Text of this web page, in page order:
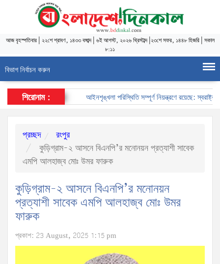
আজবৃহস্পতিবার| ২২শে শ্রাবণ, ১৪৩৩ বঙ্গাব্দ| ৬ই আগস্ট, ২০২৬ খ্রিস্টাব্দ| ২৩শে সফর, ১৪৪৮ হিজরি| সকাল
৮:১১
বিভাগ নির্বাচন করুন
শিরোনাম : আইনশৃঙ্খলা পরিস্থিতি সম্পূর্ণ নিয়ন্ত্রণে রয়েছে: স্বরাষ্ট্রমন্ত্রী
প্রচ্ছদ
রংপুর
কুড়িগ্রাম-২ আসনে বিএনপি’র মনোনয়ন প্রত্যাশী সাবেক
এমপি আলহাজ্ব মোঃ উমর ফারুক
কুড়িগ্রাম-২ আসনে বিএনপি’র মনোনয়ন
প্রত্যাশী সাবেক এমপি আলহাজ্ব মোঃ উমর
ফারুক
প্রকাশ: 23 August, 2025 1:15 pm